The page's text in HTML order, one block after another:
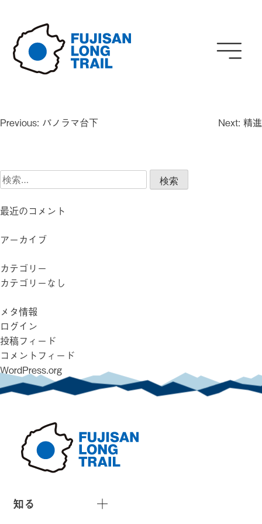
content
投
ゲ
シ
ン
Previous: パノラマ台下 Next: 精進
検
索:
最近のコメント
アーカイブ
カテゴリー
カテゴリーなし
メタ情報
ログイン
投稿フィード
コメントフィード
WordPress.org
知る